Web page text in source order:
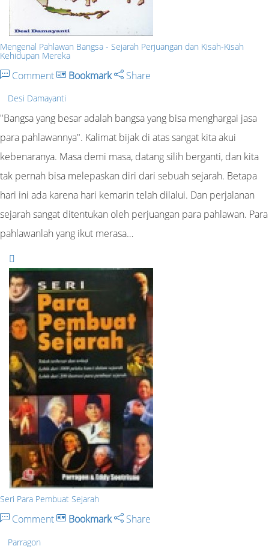
Mengenal Pahlawan Bangsa - Sejarah Perjuangan dan Kisah-Kisah
Kehidupan Mereka
Comment Bookmark Share
Desi Damayanti
"Bangsa yang besar adalah bangsa yang bisa menghargai jasa
para pahlawannya". Kalimat bijak di atas sangat kita akui
kebenaranya. Masa demi masa, datang silih berganti, dan kita
tak pernah bisa melepaskan diri dari sebuah sejarah. Betapa
hari ini ada karena hari kemarin telah dilalui. Dan perjalanan
sejarah sangat ditentukan oleh perjuangan para pahlawan. Para
pahlawanlah yang ikut merasa…
Seri Para Pembuat Sejarah
Comment Bookmark Share
Parragon